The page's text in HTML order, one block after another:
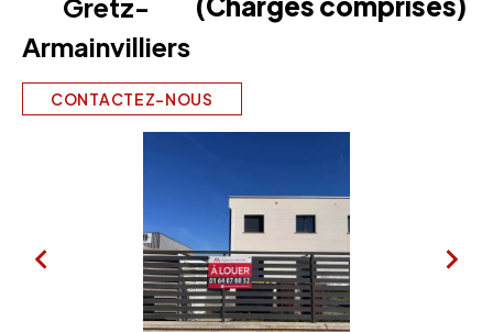
CONTACTEZ-NOUS
Gretz-
Armainvilliers